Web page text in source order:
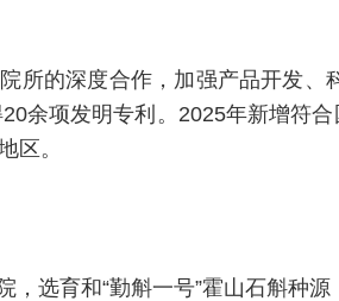
所的深度合作，加强产品开发、
余项发明专利。2025年新增符
区。
选育和“勤斛一号”霍山石斛种源